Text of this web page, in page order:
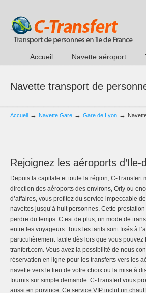
Accueil Navette aéroport
Navette transport de
Accueil → Navette Gare → Gare de Lyon →
Rejoignez les aéroports d’Ile-
Depuis la capitale et toute la région, C-
direction des aéroports des environs, Orly ou
d’affaires, vous profitez du service impeccable
navettes jusqu’à huit personnes. Cette
perdre du temps. C’est de plus, un mode de
entre les voyageurs. Tous les tarifs sont fixés à
particulièrement facile dès lors que vous
tranfert.com. Vous avez la possibilité de nous
réservation en ligne pour les transferts vers les
navette vers le lieu de votre choix ou la mise à
fournis sur simple demande. C-Transfert vous
aussi en province. Ce service VIP inclut un